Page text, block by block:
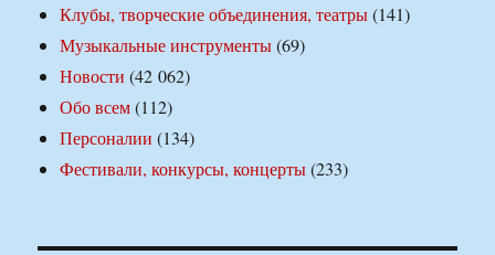
Клубы, творческие объединения, театры(141)
Музыкальные инструменты(69)
Новости (42 062)
Обо всем(112)
Персоналии (134)
Фестивали, конкурсы, концерты(233)